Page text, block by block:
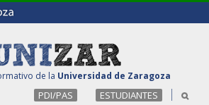
de la Universidad de Zaragoza
PDI/PAS ESTUDIANTES